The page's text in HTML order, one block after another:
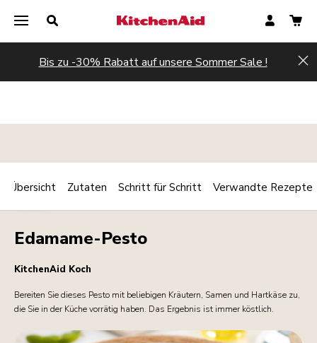
Bis zu -30% Rabatt auf unsere Sommer Sale !
DIPS Print
Share
Edamame-Pesto
KitchenAid Koch
Bereiten Sie dieses Pesto mit beliebigen Kräutern, Samen und Hartkäse zu,
die Sie in der Küche vorrätig haben. Das Ergebnis ist immer köstlich.
Übersicht Zutaten Schritt für Schritt Verwandte Rezepte